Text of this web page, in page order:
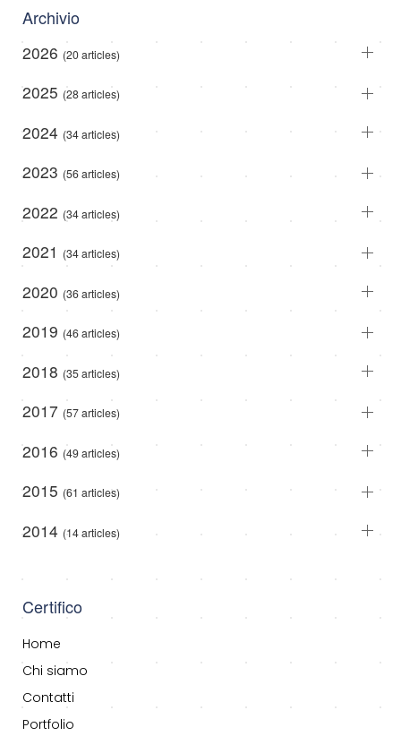
Archivio
2026 (20 articles)
2025 (28 articles)
2024 (34 articles)
2023 (56 articles)
2022 (34 articles)
2021 (34 articles)
2020 (36 articles)
2019 (46 articles)
2018 (35 articles)
2017 (57 articles)
2016 (49 articles)
2015 (61 articles)
2014 (14 articles)
Certifico
Home
Chi siamo
Contatti
Portfolio